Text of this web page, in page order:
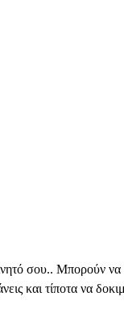
σου.. Μπορούν
και τίποτα να